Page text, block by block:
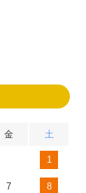
金 土
1
7 8